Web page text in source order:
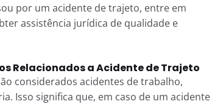
por um acidente de trajeto, entre em
assistência jurídica de qualidade e
Relacionados a Acidente de Trajeto
considerados acidentes de trabalho,
Isso significa que, em caso de um acidente